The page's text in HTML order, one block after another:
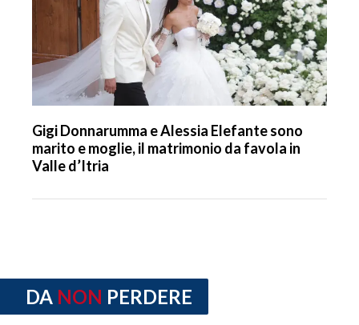
Gigi Donnarumma e Alessia Elefante sono
marito e moglie, il matrimonio da favola in
Valle d’Itria
DA NON PERDERE